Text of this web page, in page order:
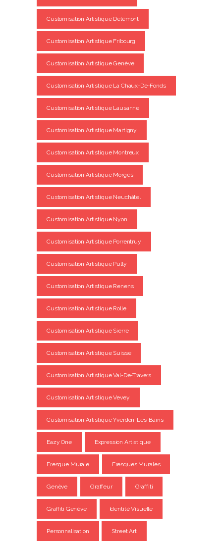
Customisation Artistique Delémont
Customisation Artistique Fribourg
Customisation Artistique Genève
Customisation Artistique La Chaux-De-Fonds
Customisation Artistique Lausanne
Customisation Artistique Martigny
Customisation Artistique Montreux
Customisation Artistique Morges
Customisation Artistique Neuchâtel
Customisation Artistique Nyon
Customisation Artistique Porrentruy
Customisation Artistique Pully
Customisation Artistique Renens
Customisation Artistique Rolle
Customisation Artistique Sierre
Customisation Artistique Suisse
Customisation Artistique Val-De-Travers
Customisation Artistique Vevey
Customisation Artistique Yverdon-Les-Bains
Eazy One Expression Artistique
Fresque Murale Fresques Murales
Genève Graffeur Graffiti
Graffiti Genève Identité Visuelle
Personnalisation Street Art